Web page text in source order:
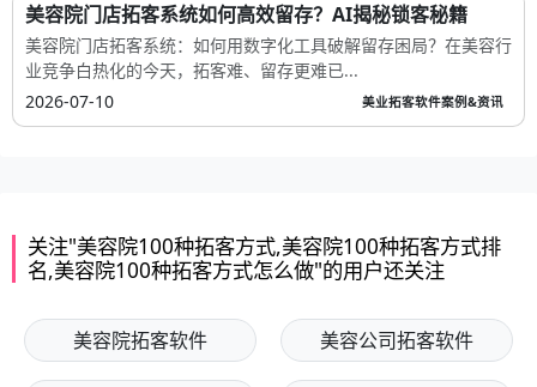
美容院门店拓客系统如何高效留存？AI揭秘锁客秘籍
美容院门店拓客系统：如何用数字化工具破解留存困局？在美容行
业竞争白热化的今天，拓客难、留存更难已...
2026-07-10
美业拓客软件案例&资讯
关注"美容院100种拓客方式,美容院100种拓客方式排
名,美容院100种拓客方式怎么做"的用户还关注
美容院拓客软件 美容公司拓客软件